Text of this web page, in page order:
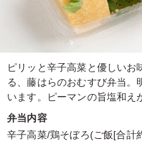
ピリッと辛子高菜と優しい
る、藤はらのおむすび弁当。
います。ピーマンの旨塩和え
弁当内容
辛子高菜/鶏そぼろ(ご飯[合計